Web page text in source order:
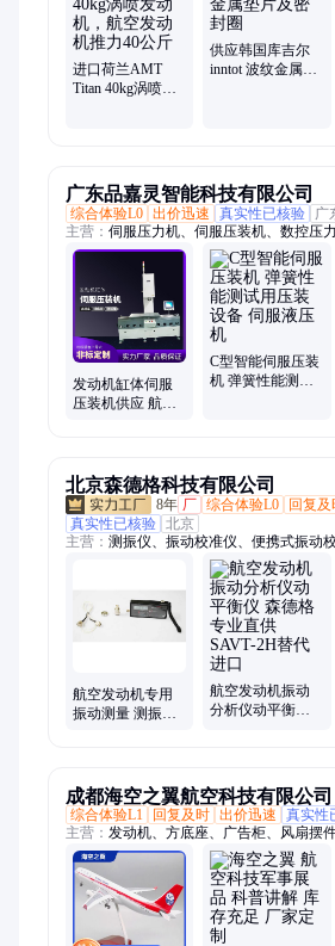
进口荷兰AMT
Titan 40kg涡喷发
供应韩国库吉尔
inntot 波纹金属垫
广东品嘉灵智能科技有限公司
综合体验L0 出价迅速 真实性已核验
广
主营： 伺服压力机、伺服压装机、数控压
服压机、数控压机、四柱压力机、非标压
面压装机、C型压力机、S型压力机、伺服
机、小型压力机、小型压装机、转盘压装
机、压力机、压装机、伺服电缸
发动机缸体伺服
压装机供应 航空
C型智能伺服压装
机 弹簧性能测试
北京森德格科技有限公司
8年 厂 综合体验L0 回复及
真实性已核验 北京
主营： 测振仪、振动校准仪、便携式振动
用测振仪、动平衡仪、振动自动诊断仪、
分析仪、地面振动测量仪、微小振动测量
无线振动温度监测系统、振动点检仪、振
器、振动传感器、转速传感器
航空发动机专用
振动测量 测振仪
航空发动机振动
分析仪动平衡仪
成都海空之翼航空科技有限公司
综合体验L1
回复及时 出价迅速 真实性
主营： 发动机、方底座、广告柜、风扇摆